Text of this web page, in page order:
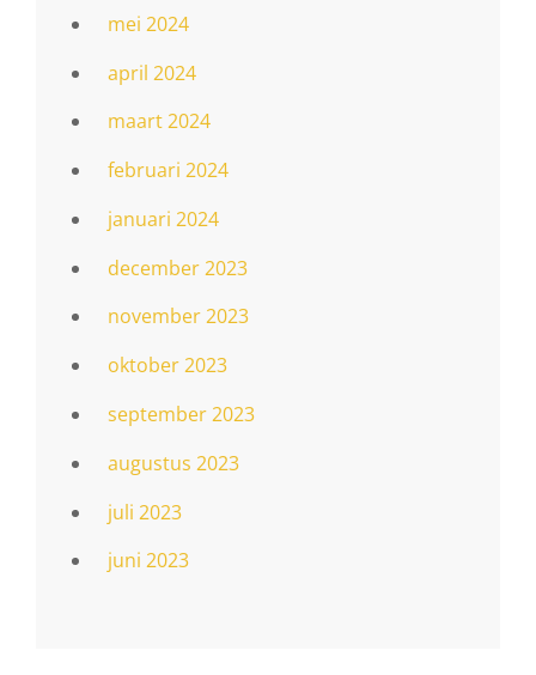
mei 2024
april 2024
maart 2024
februari 2024
januari 2024
december 2023
november 2023
oktober 2023
september 2023
augustus 2023
juli 2023
juni 2023